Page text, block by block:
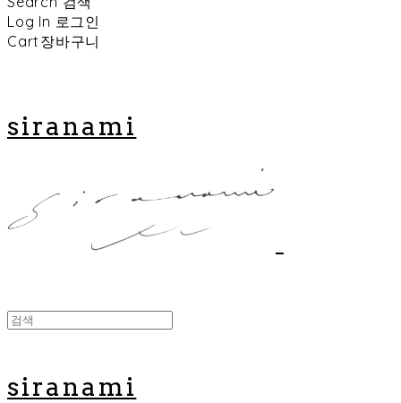
Log In 로그인
Cart 장바구니
siranami
siranami